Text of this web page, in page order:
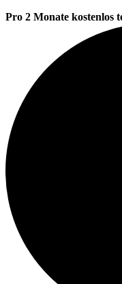
Pro 2 Monate kostenlos